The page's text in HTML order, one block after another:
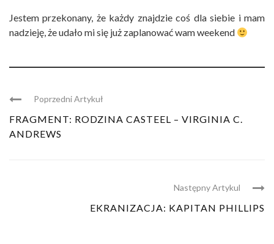
Jestem przekonany, że każdy znajdzie coś dla siebie i mam
nadzieję, że udało mi się już zaplanować wam weekend
Poprzedni Artykuł
FRAGMENT: RODZINA CASTEEL – VIRGINIA C.
ANDREWS
Następny Artykul
EKRANIZACJA: KAPITAN PHILLIPS